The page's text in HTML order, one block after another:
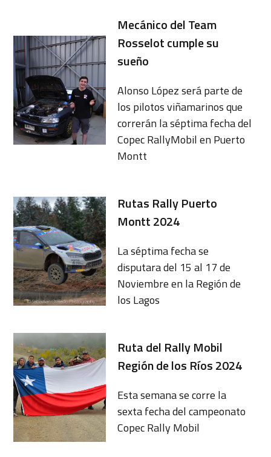
Mecánico del Team
Rosselot cumple su
sueño
Alonso López será parte de
los pilotos viñamarinos que
correrán la séptima fecha del
Copec RallyMobil en Puerto
Montt
Rutas Rally Puerto
Montt 2024
La séptima fecha se
disputara del 15 al 17 de
Noviembre en la Región de
los Lagos
Ruta del Rally Mobil
Región de los Ríos 2024
Esta semana se corre la
sexta fecha del campeonato
Copec Rally Mobil